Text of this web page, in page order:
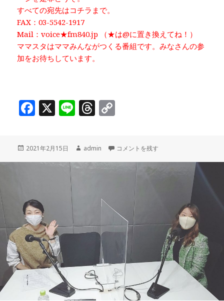
すべての宛先はコチラまで。
FAX：03-5542-1917
Mail：voice★fm840.jp （★は@に置き換えてね！）
ママスタはママみんながつくる番組です。みなさんの参
加をお待ちしています。
F
c
e
o
k
X Li
e
T
r
e
a
s
y
Li
投
2021年2月15日
作
admin 独身の頃からママ支援！銀座ママ友
コメントを残す